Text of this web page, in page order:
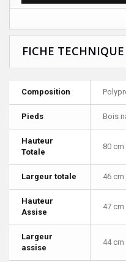
FICHE TECHNIQUE
Composition
Pieds Bois
Hauteur
Totale
80 cm
Largeur totale 46 cm
Hauteur
Assise
47 cm
Largeur
assise
44 cm